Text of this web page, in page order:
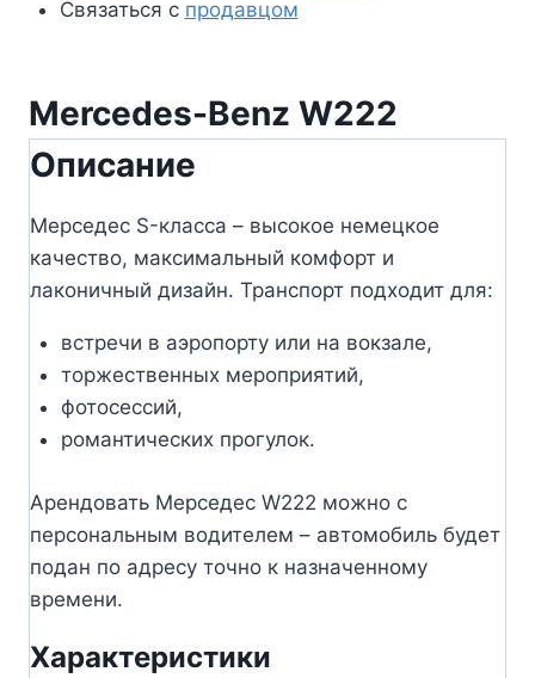
Связаться с продавцом
Mercedes-Benz W222
Описание
Мерседес S-класса – высокое немецкое
качество, максимальный комфорт и
лаконичный дизайн. Транспорт подходит для:
встречи в аэропорту или на вокзале,
торжественных мероприятий,
фотосессий,
романтических прогулок.
Арендовать Мерседес W222 можно с
персональным водителем – автомобиль будет
подан по адресу точно к назначенному
времени.
Характеристики